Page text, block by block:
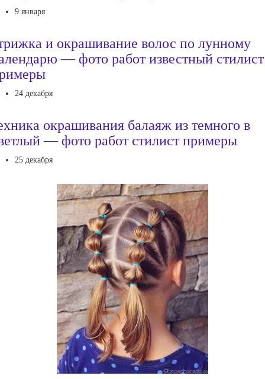
9 января
и окрашивание волос по лунному
— фото работ известный стилист
24 декабря
окрашивания балаяж из темного в
— фото работ стилист примеры
25 декабря